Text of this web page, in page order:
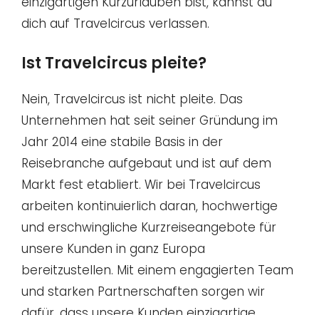
dich auf Travelcircus verlassen.
Ist Travelcircus pleite?
Nein, Travelcircus ist nicht pleite. Das
Unternehmen hat seit seiner Gründung im
Jahr 2014 eine stabile Basis in der
Reisebranche aufgebaut und ist auf dem
Markt fest etabliert. Wir bei Travelcircus
arbeiten kontinuierlich daran, hochwertige
und erschwingliche Kurzreiseangebote für
unsere Kunden in ganz Europa
bereitzustellen. Mit einem engagierten Team
und starken Partnerschaften sorgen wir